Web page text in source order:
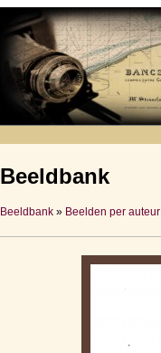
Beeldbank
Beeldbank » Beelden per auteur